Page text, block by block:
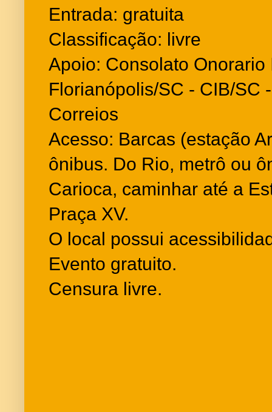
Entrada: gratuita
Classificação: livre
Apoio: Consolato Onorario
Florianópolis/SC - CIB/SC
Correios
Acesso: Barcas (estação
ônibus. Do Rio, metrô ou
Carioca, caminhar até a
Praça XV.
O local possui
Evento gratuito.
Censura livre.